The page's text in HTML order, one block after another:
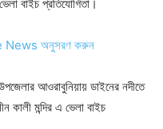
বাইচ প্রতিযোগিতা।
News অনুসরণ করুন
আওরাবুনিয়ায় ডাইনের নদীতে
কালী মন্দির এ ভেলা বাইচ